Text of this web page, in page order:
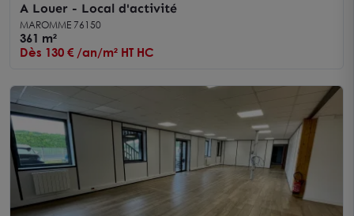
A Louer - Local d'activité
MAROMME 76150
361 m²
Dès 130 € /an/m² HT HC